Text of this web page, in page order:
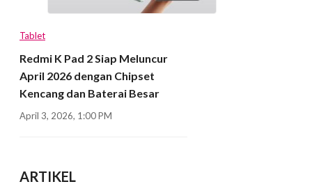
Tablet
Redmi K Pad 2 Siap Meluncur
April 2026 dengan Chipset
Kencang dan Baterai Besar
April 3, 2026, 1:00 PM
ARTIKEL